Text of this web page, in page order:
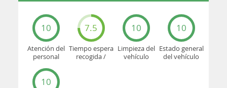
10
Atención del
personal
7.5
Tiempo espera
recogida /
10
Limpieza del
vehículo
10
Estado general
del vehículo
10